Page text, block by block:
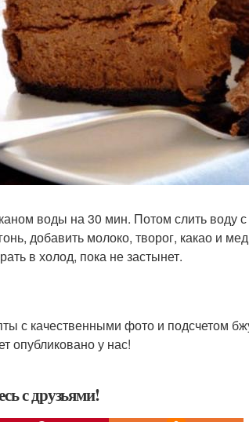
воды на 30 мин. Потом слить воду
добавить молоко, творог, какао и
в холод, пока не застынет.
с качественными фото и подсчетом
опубликовано у нас!
с друзьями!